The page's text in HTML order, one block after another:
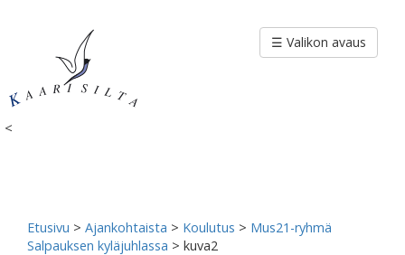
<
☰ Valikon avaus
Etusivu > Ajankohtaista > Koulutus > Mus21-ryhmä
Salpauksen kyläjuhlassa > kuva2